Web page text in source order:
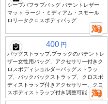
シープパフラブバッグ パテントレザー
マット ラージ・ミディアム・スモール
ロリータクロスボディバッグ
400 円
バッグストラップ:ブラックのパテントレ
ザー女性用バッグ、アクセサリー付きク
ロスボディショルダーバッグストラッ
プ、バックパックストラップ、クロスボ
ディストラップ付きアクセサリー、クロ
スボディストラップ付き調整可能